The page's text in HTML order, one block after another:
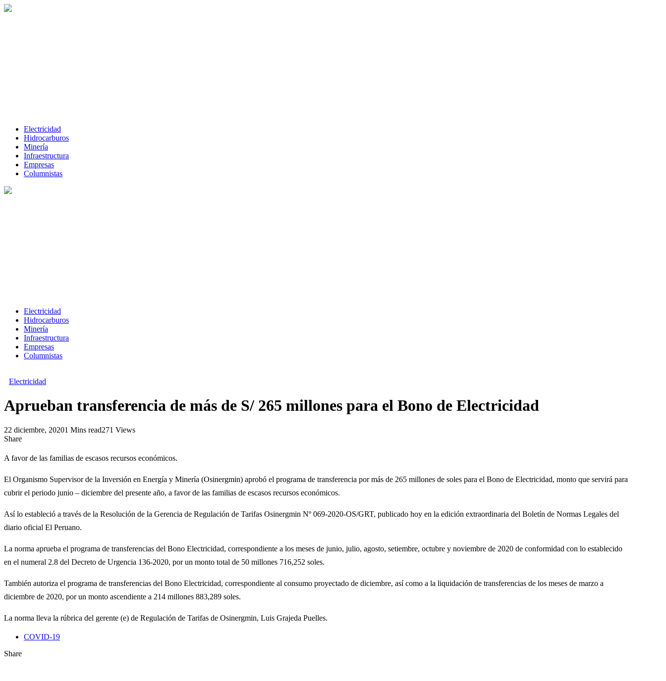
Electricidad
Hidrocarburos
Minería
Infraestructura
Empresas
Columnistas
Electricidad
Hidrocarburos
Minería
Infraestructura
Empresas
Columnistas
Electricidad
Aprueban transferencia de más de S/ 265 millones para el Bono de Electricidad
22 diciembre, 20201 Mins read271 Views
Share
A favor de las familias de escasos recursos económicos.
El Organismo Supervisor de la Inversión en Energía y Minería (Osinergmin) aprobó el programa de transferencia por más de 265 millones de soles para el Bono de Electricidad, monto que servirá para
cubrir el periodo junio – diciembre del presente año, a favor de las familias de escasos recursos económicos.
Así lo estableció a través de la Resolución de la Gerencia de Regulación de Tarifas Osinergmin Nº 069-2020-OS/GRT, publicado hoy en la edición extraordinaria del Boletín de Normas Legales del
diario oficial El Peruano.
La norma aprueba el programa de transferencias del Bono Electricidad, correspondiente a los meses de junio, julio, agosto, setiembre, octubre y noviembre de 2020 de conformidad con lo establecido
en el numeral 2.8 del Decreto de Urgencia 136-2020, por un monto total de 50 millones 716,252 soles.
También autoriza el programa de transferencias del Bono Electricidad, correspondiente al consumo proyectado de diciembre, así como a la liquidación de transferencias de los meses de marzo a
diciembre de 2020, por un monto ascendiente a 214 millones 883,289 soles.
La norma lleva la rúbrica del gerente (e) de Regulación de Tarifas de Osinergmin, Luis Grajeda Puelles.
COVID-19
Share